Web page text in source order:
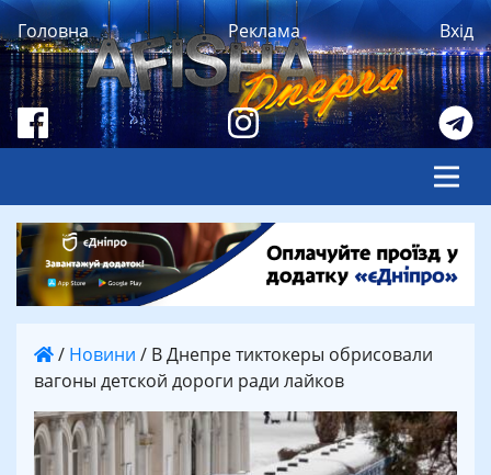
Головна Реклама Вхід
/ Новини / В Днепре тиктокеры обрисовали
вагоны детской дороги ради лайков